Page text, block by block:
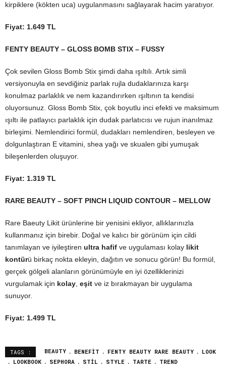
kirpiklere (kökten uca) uygulanmasını sağlayarak hacim yaratıyor.
Fiyat: 1.649 TL
FENTY BEAUTY – GLOSS BOMB STIX – FUSSY
Çok sevilen Gloss Bomb Stix şimdi daha ışıltılı. Artık simli
versiyonuyla en sevdiğiniz parlak rujla dudaklarınıza karşı
konulmaz parlaklık ve nem kazandırırken ışıltının ta kendisi
oluyorsunuz. Gloss Bomb Stix, çok boyutlu inci efekti ve maksimum
ışıltı ile patlayıcı parlaklık için dudak parlatıcısı ve rujun inanılmaz
birleşimi. Nemlendirici formül, dudakları nemlendiren, besleyen ve
dolgunlaştıran E vitamini, shea yağı ve skualen gibi yumuşak
bileşenlerden oluşuyor.
Fiyat: 1.319 TL
RARE BEAUTY – SOFT PINCH LIQUID CONTOUR – MELLOW
Rare Baeuty Likit ürünlerine bir yenisini ekliyor, allıklarınızla
kullanmanız için birebir. Doğal ve kalıcı bir görünüm için cildi
tanımlayan ve iyileştiren ultra hafif ve uygulaması kolay likit
kontürü birkaç nokta ekleyin, dağıtın ve sonucu görün! Bu formül,
gerçek gölgeli alanların görünümüyle en iyi özelliklerinizi
vurgulamak için kolay, eşit ve iz bırakmayan bir uygulama
sunuyor.
Fiyat: 1.499 TL
TAGS : BEAUTY BENEFIT FENTY BEAUTY RARE BEAUTY
LOOK
LOOKBOOK
SEPHORA STIL STYLE TARTE TREND